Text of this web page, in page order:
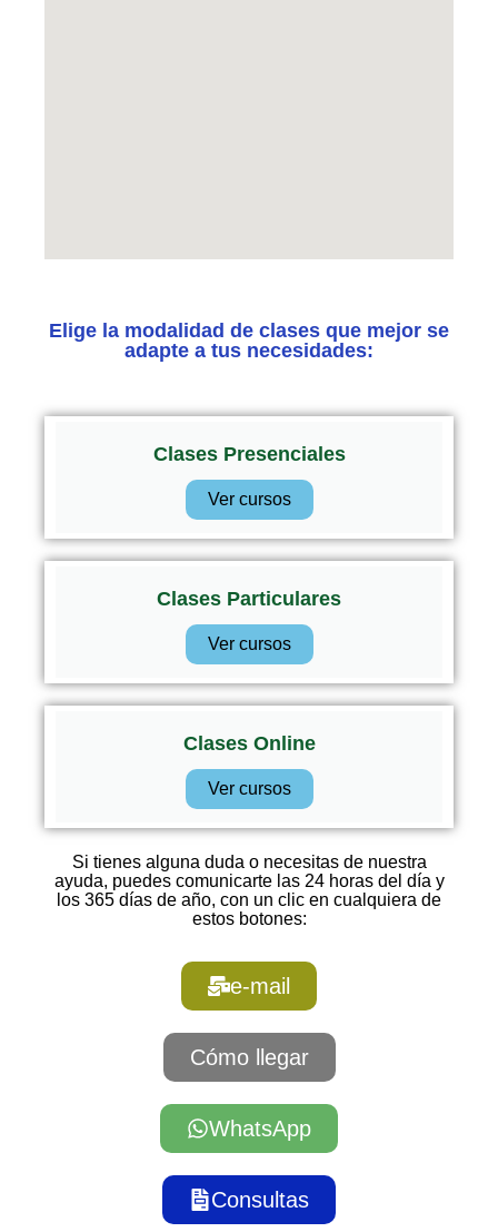
Elige la modalidad de clases que mejor se
adapte a tus necesidades:
Clases Presenciales
Ver cursos
Clases Particulares
Ver cursos
Clases Online
Ver cursos
Si tienes alguna duda o necesitas de nuestra
ayuda, puedes comunicarte las 24 horas del día y
los 365 días de año, con un clic en cualquiera de
estos botones:
e-mail
Cómo llegar
WhatsApp
Consultas